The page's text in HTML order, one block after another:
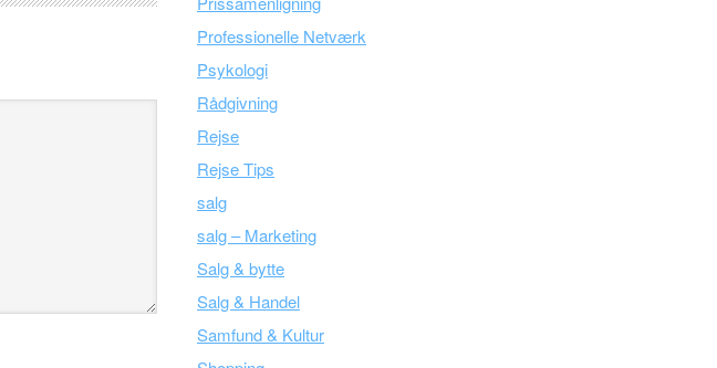
Professionelle Netværk
Psykologi
Rådgivning
Rejse
Rejse Tips
salg
salg – Marketing
Salg & bytte
Salg & Handel
Samfund & Kultur